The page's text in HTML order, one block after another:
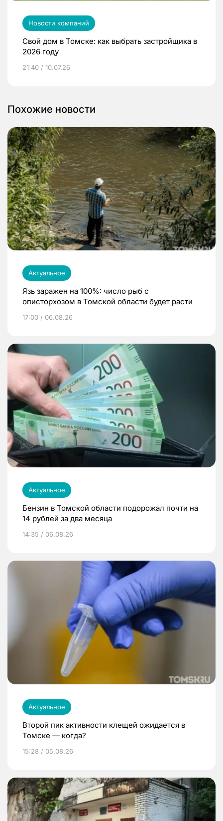
Новости компаний
Свой дом в Томске: как выбрать застройщика в
2026 году
21:40 / 10.07.26
Похожие новости
Актуальное
Язь заражен на 100%: число рыб с
описторхозом в Томской области будет расти
17:00 / 06.08.26
Актуальное
Бензин в Томской области подорожал почти на
14 рублей за два месяца
14:35 / 06.08.26
Актуальное
Второй пик активности клещей ожидается в
Томске — когда?
15:28 / 05.08.26